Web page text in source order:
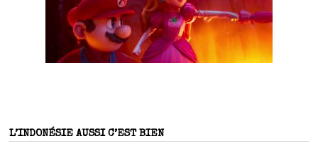
L’INDONÉSIE AUSSI C’EST BIEN